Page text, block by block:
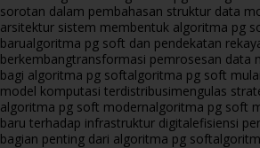
sorotan dalam pembahasan struktur data
arsitektur sistem membentuk algoritma pg
barualgoritma pg soft dan pendekatan
berkembangtransformasi pemrosesan data
bagi algoritma pg softalgoritma pg soft
model komputasi terdistribusimengulas
algoritma pg soft modernalgoritma pg soft
baru terhadap infrastruktur digitalefisiensi
bagian penting dari algoritma pg soft